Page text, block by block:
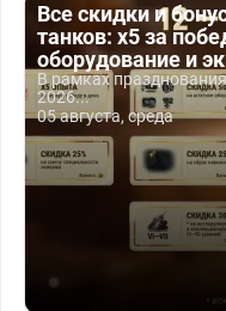
Все скидки и
танков: x5 за
оборудование и
В рамках
2026...
05 августа, среда